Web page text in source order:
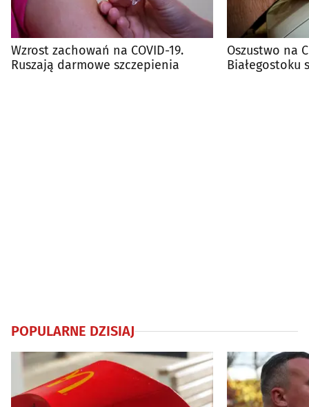
Wzrost zachowań na COVID-19.
Ruszają darmowe szczepienia
Oszustwo na
Białegostoku
POPULARNE DZISIAJ